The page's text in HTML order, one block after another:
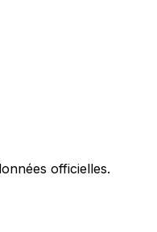
officielles.